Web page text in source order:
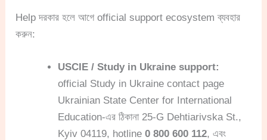
Help দরকার হলে আগে official support ecosystem ব্যবহার
করুন:
USCIE / Study in Ukraine support:
official Study in Ukraine contact page
Ukrainian State Center for International
Education-এর ঠিকানা 25-G Dehtiarivska St.,
Kyiv 04119, hotline0 800 600 112, এবং